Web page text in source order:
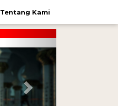
Tentang Kami
Next